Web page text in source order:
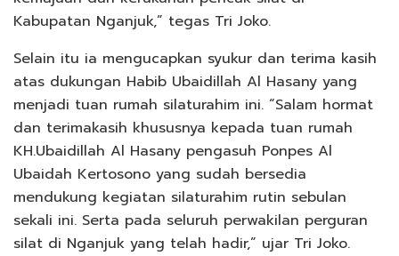
Kabupatan Nganjuk,” tegas Tri Joko.
Selain itu ia mengucapkan syukur dan terima kasih
atas dukungan Habib Ubaidillah Al Hasany yang
menjadi tuan rumah silaturahim ini. “Salam hormat
dan terimakasih khususnya kepada tuan rumah
KH.Ubaidillah Al Hasany pengasuh Ponpes Al
Ubaidah Kertosono yang sudah bersedia
mendukung kegiatan silaturahim rutin sebulan
sekali ini. Serta pada seluruh perwakilan perguran
silat di Nganjuk yang telah hadir,” ujar Tri Joko.